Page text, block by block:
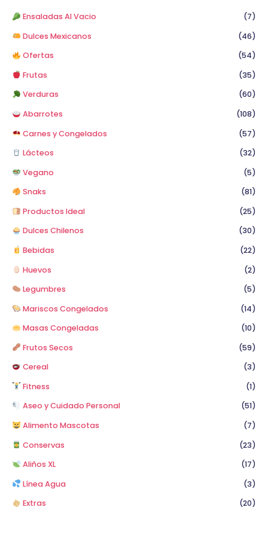
p
:
Ensaladas Al Vacio
(7)
Dulces Mexicanos
(46)
Ofertas
(54)
Frutas
(35)
Verduras
(60)
Abarrotes
(108)
Carnes y Congelados
(57)
Lácteos
(32)
Vegano
(5)
Snaks
(81)
Productos Ideal
(25)
Dulces Chilenos
(30)
Bebidas
(22)
Huevos
(2)
Legumbres
(5)
Mariscos Congelados
(14)
Masas Congeladas
(10)
Frutos Secos
(59)
Cereal
(3)
Fitness
(1)
Aseo y Cuidado Personal
(51)
Alimento Mascotas
(7)
Conservas
(23)
Aliños XL
(17)
Línea Agua
(3)
Extras
(20)